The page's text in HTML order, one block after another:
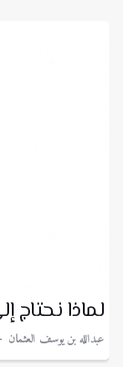
لماذا نحتاج
عبدالله بن يوسف العثمان